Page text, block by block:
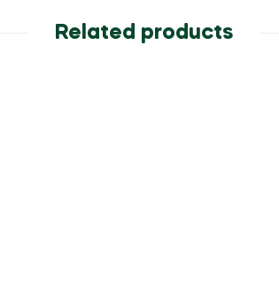
Related products